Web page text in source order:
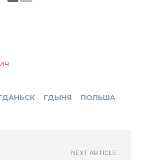
ГДЫНЯ
ПОЛЬША
NEXT ARTICLE